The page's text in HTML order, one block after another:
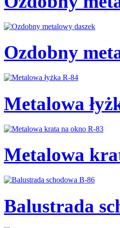
Ozdobny
Metalowa
Metalowa
Balustrada